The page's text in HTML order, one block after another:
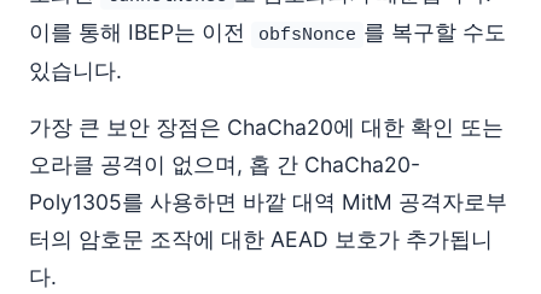
이를 통해 IBEP는 이전
obfsNonce 를 복구할 수도
있습니다.
가장 큰 보안 장점은 ChaCha20에 대한 확인 또는
오라클 공격이 없으며, 홉 간 ChaCha20-
Poly1305를 사용하면 바깥 대역 MitM 공격자로부
터의 암호문 조작에 대한 AEAD 보호가 추가됩니
다.